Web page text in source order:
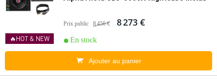
🔥HOT & NEW
Prix public 8 456 € 8 273 €
En stock
Ajouter au panier